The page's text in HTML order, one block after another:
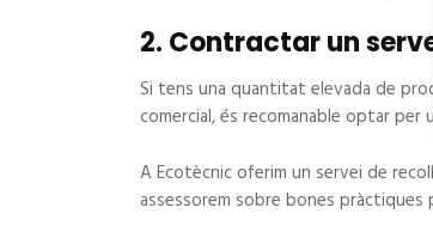
2. Contractar un
Si tens una quantitat elevada de
comercial, és recomanable optar
A Ecotècnic oferim un servei de
assessorem sobre bones